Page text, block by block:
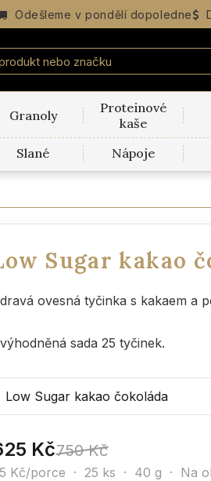
Odešleme vpondělí dopoledne
Granoly
Proteinové
kaše
Slané Nápoje
Sugar kakao
ovesná tyčinka s kakaem a
sada 25 tyčinek.
Kč750 Kč
Kč/porce · 25 ks · 40 g · Na